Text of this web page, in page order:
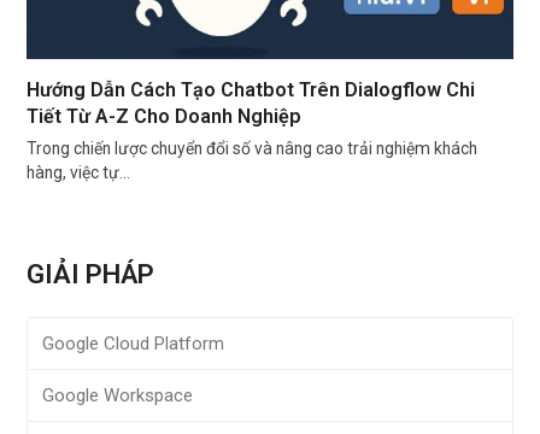
Hướng Dẫn Cách Tạo Chatbot Trên Dialogflow Chi
Tiết Từ A-Z Cho Doanh Nghiệp
Trong chiến lược chuyển đổi số và nâng cao trải nghiệm khách
hàng, việc tự…
GIẢI PHÁP
Google Cloud Platform
Google Workspace